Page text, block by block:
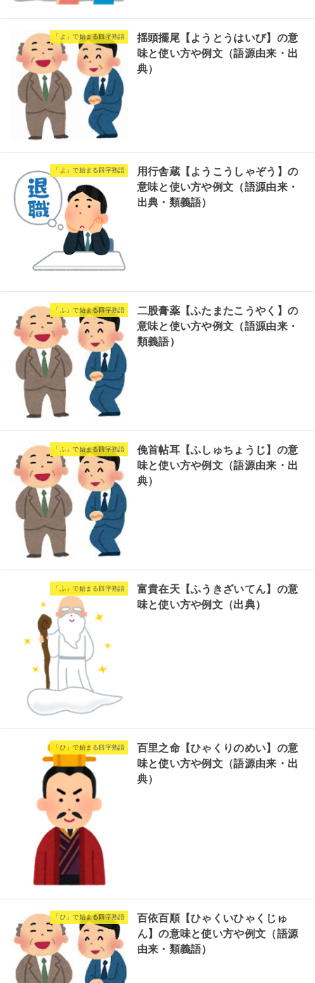
「よ」で始まる四字熟語
揺頭擺尾【ようとうはいび】の意
味と使い方や例文（語源由来・出
典）
「よ」で始まる四字熟語
用行舎蔵【ようこうしゃぞう】の
意味と使い方や例文（語源由来・
出典・類義語）
「ふ」で始まる四字熟語
二股膏薬【ふたまたこうやく】の
意味と使い方や例文（語源由来・
類義語）
「ふ」で始まる四字熟語
俛首帖耳【ふしゅちょうじ】の意
味と使い方や例文（語源由来・出
典）
「ふ」で始まる四字熟語
富貴在天【ふうきざいてん】の意
味と使い方や例文（出典）
「ひ」で始まる四字熟語
百里之命【ひゃくりのめい】の意
味と使い方や例文（語源由来・出
典）
「ひ」で始まる四字熟語
百依百順【ひゃくいひゃくじゅ
ん】の意味と使い方や例文（語源
由来・類義語）